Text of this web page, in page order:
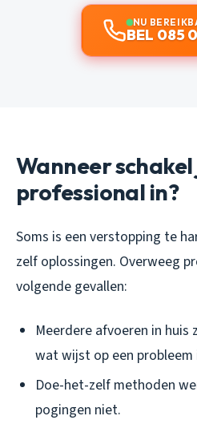
NU
BEL 085
Wanneer schakel
professional in?
Soms is een verstopping te
zelf oplossingen. Overweeg
volgende gevallen:
Meerdere afvoeren in
wat wijst op een
Doe-het-zelf methoden
pogingen niet.